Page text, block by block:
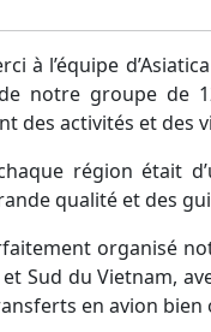
à l’équipe
notre groupe de
des activités et des
région était
qualité et des
organisé
Sud du Vietnam,
en avion bien